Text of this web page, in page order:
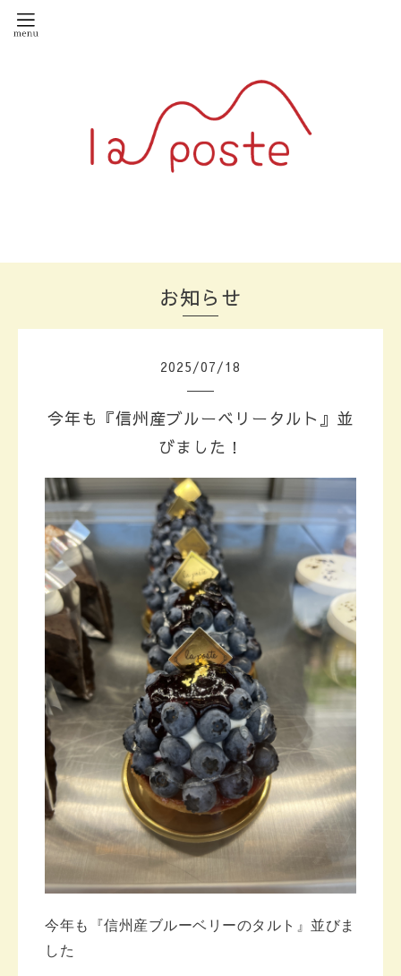
お知らせ
2025/07/18
今年も『信州産ブルーベリータルト』並
びました！
今年も 『信州産ブルーベリーのタルト』並びま
した